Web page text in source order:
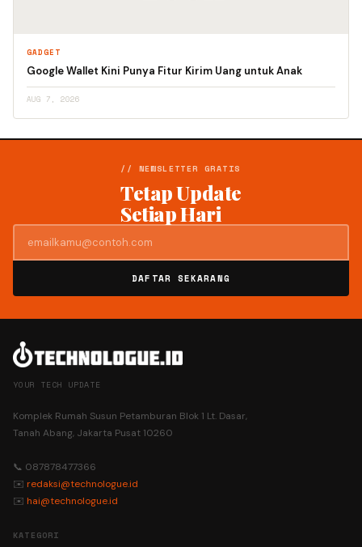
GADGET
Google Wallet Kini Punya Fitur Kirim Uang untuk Anak
AUG 7, 2026
// NEWSLETTER GRATIS
Tetap Update
Setiap Hari
DAFTAR SEKARANG
YOUR TECH UPDATE
Komplek Rumah Susun Petamburan Blok 1 Lt. Dasar,
Tanah Abang, Jakarta Pusat 10260
📞 087878477366
✉️ redaksi@technologue.id
✉️ hai@technologue.id
KATEGORI